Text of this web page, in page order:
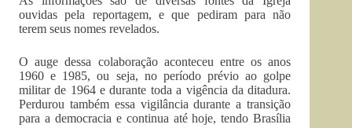
ouvidas pela reportagem, e que pediram para não
terem seus nomes revelados.
O auge dessa colaboração aconteceu entre os anos
1960 e 1985, ou seja, no período prévio ao golpe
militar de 1964 e durante toda a vigência da ditadura.
Perdurou também essa vigilância durante a transição
para a democracia e continua até hoje, tendo Brasília